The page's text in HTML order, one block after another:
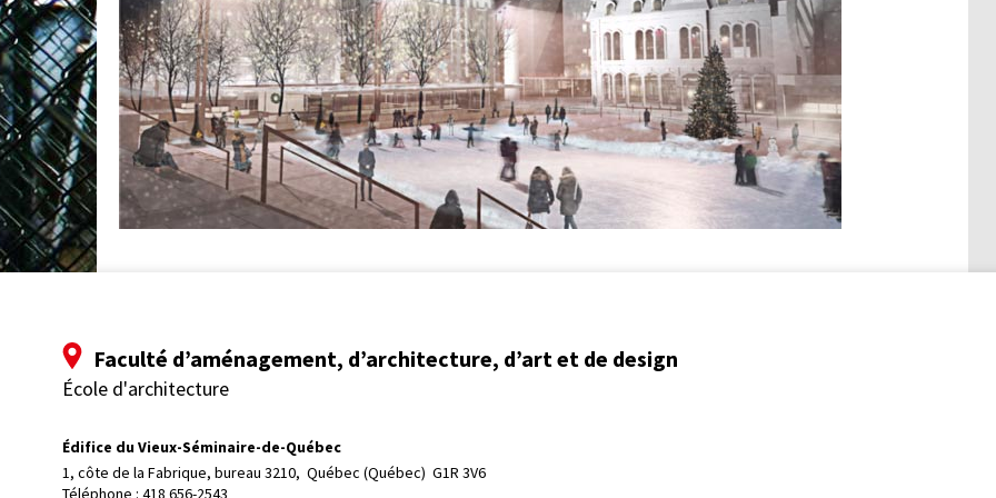
Faculté d’aménagement, d’architecture, d’art et de design
École d'architecture
Édifice du Vieux-Séminaire-de-Québec
1, côte de la Fabrique, bureau 3210, Québec (Québec)  G1R 3V6
Téléphone : 418 656-2543